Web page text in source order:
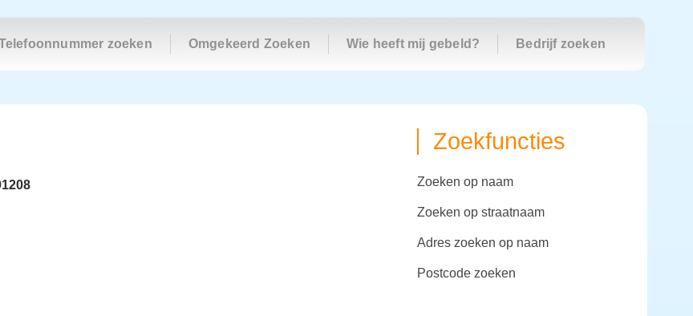
zoeken Omgekeerd Zoeken Wie heeft mij gebeld? Bedrijf zoeken
Zoekfuncties
zoeken op naam
zoeken op straatnaam
adres zoeken op naam
postcode zoeken